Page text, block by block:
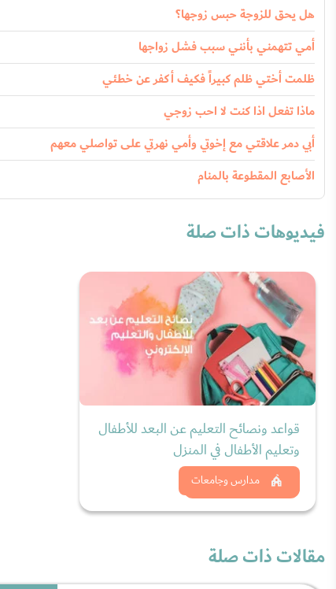
هل يحق للزوجة حبس زوجها؟
أمي تتهمني بأنني سبب فشل زواجها
ظلمت أختي ظلم كبيراً فكيف أكفر عن خطئي
ماذا تفعل اذا كنت لا احب زوجي
أبي دمر علاقتي مع إخوتي وأمي نهرتي على تواصلي معهم
الأصابع المقطوعة بالمنام
فيديوهات ذات صلة
مدارس وجامعات
قواعد ونصائح التعليم عن البعد للأطفال
وتعليم الأطفال في المنزل
شاهد الان
مقالات ذات صلة